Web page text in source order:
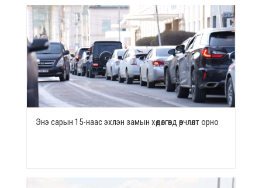
Энэ сарын 15-наас эхлэн замын хөдөлгөөнд өөрчлөлт орно